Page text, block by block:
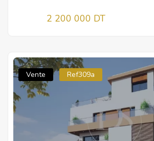
2 200 000 DT
Vente Ref309a